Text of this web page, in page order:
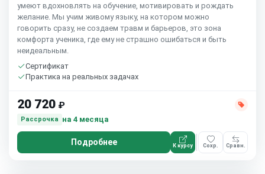
умеют вдохновлять на обучение, мотивировать и рождать
желание. Мы учим живому языку, на котором можно
говорить сразу, не создаем травм и барьеров, это зона
комфорта ученика, где ему не страшно ошибаться и быть
неидеальным.
Сертификат
Практика на реальных задачах
20 720 ₽
Рассрочка на 4 месяца
Подробнее К курсу Сохр. Сравн.